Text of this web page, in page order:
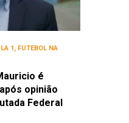
1, FUTEBOL NA
é
opinião
Federal